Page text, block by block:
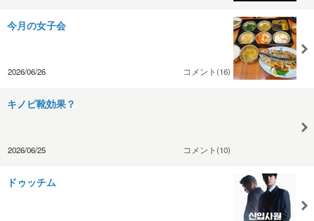
今月の女子会
2026/06/26 コメント(16)
キノピ靴効果？
2026/06/25 コメント(10)
ドゥッチム